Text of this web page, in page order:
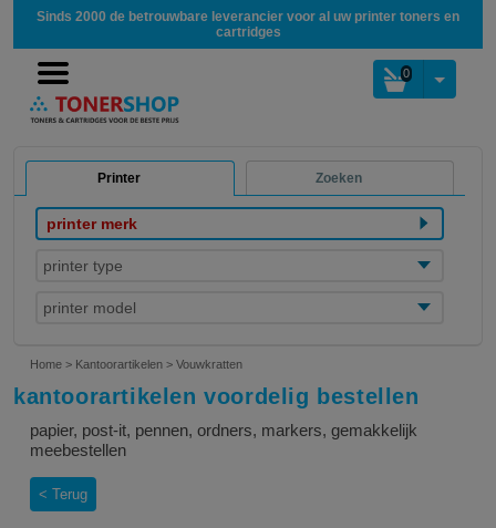
Sinds 2000 de betrouwbare leverancier voor al uw printer toners en
cartridges
0
Printer Zoeken
printer merk
printer type
printer model
Home > Kantoorartikelen > Vouwkratten
kantoorartikelen voordelig bestellen
papier, post-it, pennen, ordners, markers, gemakkelijk
meebestellen
Terug